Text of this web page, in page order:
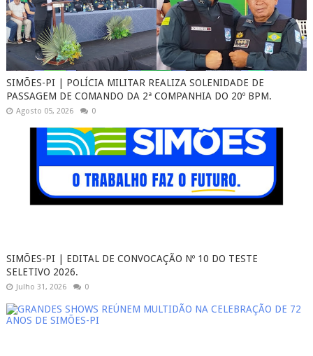
SIMÕES-PI | POLÍCIA MILITAR REALIZA SOLENIDADE DE
PASSAGEM DE COMANDO DA 2ª COMPANHIA DO 20º BPM.
Agosto 05, 2026 0
SIMÕES-PI | EDITAL DE CONVOCAÇÃO Nº 10 DO TESTE
SELETIVO 2026.
Julho 31, 2026 0